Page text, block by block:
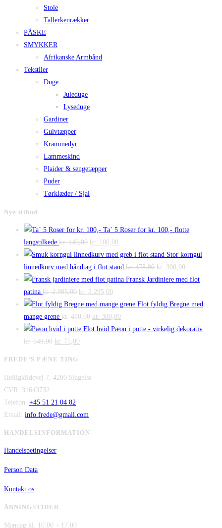
Stole
Tallerkenrækker
PÅSKE
SMYKKER
Afrikanske Armbånd
Tekstiler
Duge
Juleduge
Lyseduge
Gardiner
Gulvtæpper
Krammedyr
Lammeskind
Plaider & sengetæpper
Puder
Tørklæder / Sjal
Nye tilbud
Ta´ 5 Roser for kr. 100,- flotte
langstilkede kr.140,00 Den
oprindelige
pris
var:
kr. 140,00.
kr. 100,00
aktuelle
pris
er:
Stor korngul
linnedkurv med håndtag i flot stand kr.475,00 Den
oprindelige
var:
kr. 300,00
aktuelle
er:
Fransk Jardiniere med flot
patina kr.2.995,00 Den
oprindelige
pris
var:
kr. 2.995,00.
kr. 2.295,00
aktuelle
pris
er:
Flot fyldig Bregne med
mange grene kr.480,00 Den
oprindelige
kr. 380,00
aktuelle
Flot hvid Pæon i potte - virkelig dekorativ
kr.149,00 Den
var:
kr. 75,00
er:
FREDE’S PÆNE TING
Helligkildevej 7, 4200 Slagelse
CVR: 31643732
Telefon: +45 51 21 04 82
Email: info.frede@gmail.com
HANDELSINFORMATION
Handelsbetingelser
Person Data
Kontakt os
ÅBNINGSTIDER
Mandag kl. 10.00 – 17.00